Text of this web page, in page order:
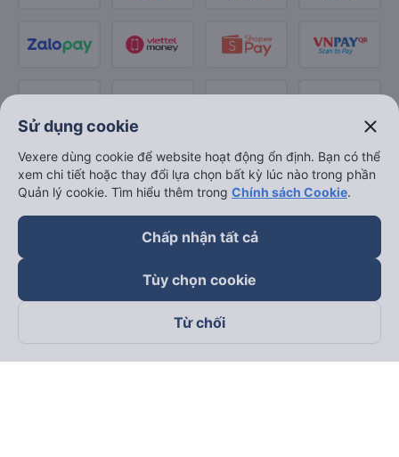
Theo dõi chúng tôi trên
Sử dụng cookie close
Vexere dùng cookie để website hoạt động ổn định. Bạn có thể
xem chi tiết hoặc thay đổi lựa chọn bất kỳ lúc nào trong phần
Quản lý cookie. Tìm hiểu thêm trong Chính sách Cookie.
Chấp nhận tất cả
Tùy chọn cookie
Từ chối